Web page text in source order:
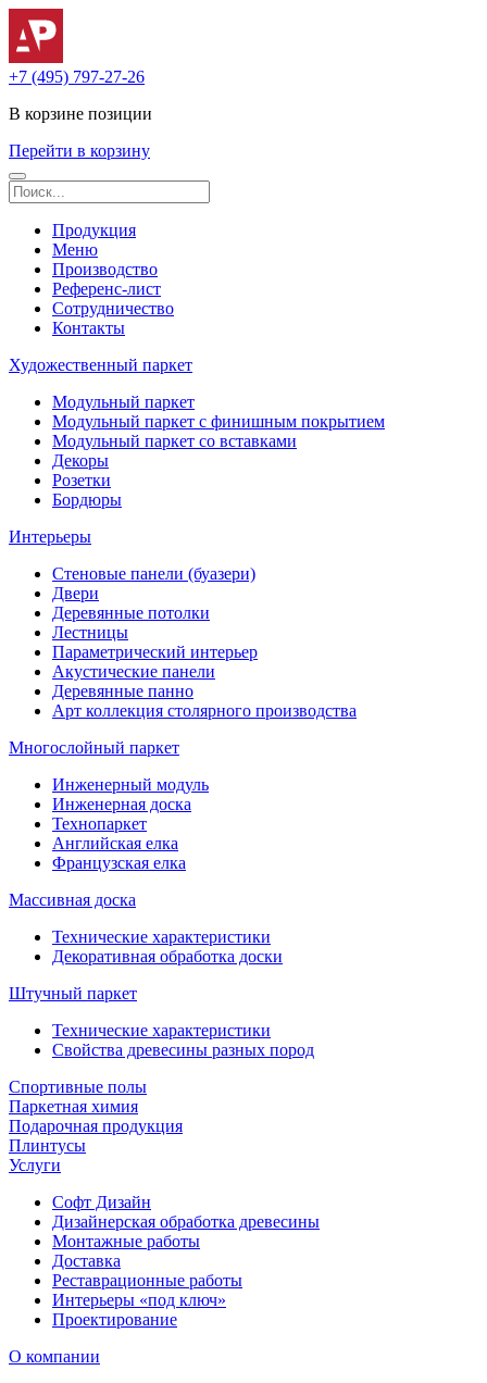
+7 (495) 797-27-26
В корзине позиции
Перейти в корзину
Продукция
Меню
Производство
Референс-лист
Сотрудничество
Контакты
Художественный паркет
Модульный паркет
Модульный паркет с финишным покрытием
Модульный паркет со вставками
Декоры
Розетки
Бордюры
Интерьеры
Стеновые панели (буазери)
Двери
Деревянные потолки
Лестницы
Параметрический интерьер
Акустические панели
Деревянные панно
Арт коллекция столярного производства
Многослойный паркет
Инженерный модуль
Инженерная доска
Технопаркет
Английская елка
Французская елка
Массивная доска
Технические характеристики
Декоративная обработка доски
Штучный паркет
Технические характеристики
Свойства древесины разных пород
Спортивные полы
Паркетная химия
Подарочная продукция
Плинтусы
Услуги
Софт Дизайн
Дизайнерская обработка древесины
Монтажные работы
Доставка
Реставрационные работы
Интерьеры «под ключ»
Проектирование
О компании